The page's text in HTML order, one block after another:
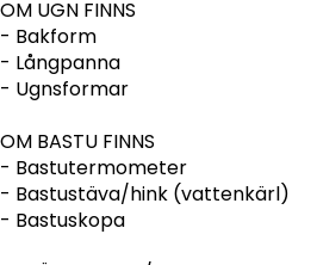
OM UGN FINNS
- Bakform
- Långpanna
- Ugnsformar
OM BASTU FINNS
- Bastutermometer
- Bastustäva/hink (vattenkärl)
- Bastuskopa